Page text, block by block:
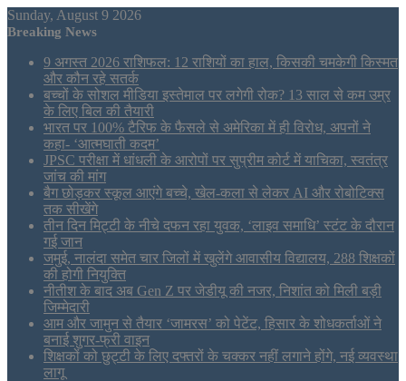
Sunday, August 9 2026
Breaking News
9 अगस्त 2026 राशिफल: 12 राशियों का हाल, किसकी चमकेगी किस्मत
और कौन रहे सतर्क
बच्चों के सोशल मीडिया इस्तेमाल पर लगेगी रोक? 13 साल से कम उम्र
के लिए बिल की तैयारी
भारत पर 100% टैरिफ के फैसले से अमेरिका में ही विरोध, अपनों ने
कहा- ‘आत्मघाती कदम’
JPSC परीक्षा में धांधली के आरोपों पर सुप्रीम कोर्ट में याचिका, स्वतंत्र
जांच की मांग
बैग छोड़कर स्कूल आएंगे बच्चे, खेल-कला से लेकर AI और रोबोटिक्स
तक सीखेंगे
तीन दिन मिट्टी के नीचे दफन रहा युवक, ‘लाइव समाधि’ स्टंट के दौरान
गई जान
जमुई, नालंदा समेत चार जिलों में खुलेंगे आवासीय विद्यालय, 288 शिक्षकों
की होगी नियुक्ति
नीतीश के बाद अब Gen Z पर जेडीयू की नजर, निशांत को मिली बड़ी
जिम्मेदारी
आम और जामुन से तैयार ‘जामरस’ को पेटेंट, हिसार के शोधकर्ताओं ने
बनाई शुगर-फ्री वाइन
शिक्षकों को छुट्टी के लिए दफ्तरों के चक्कर नहीं लगाने होंगे, नई व्यवस्था
लागू